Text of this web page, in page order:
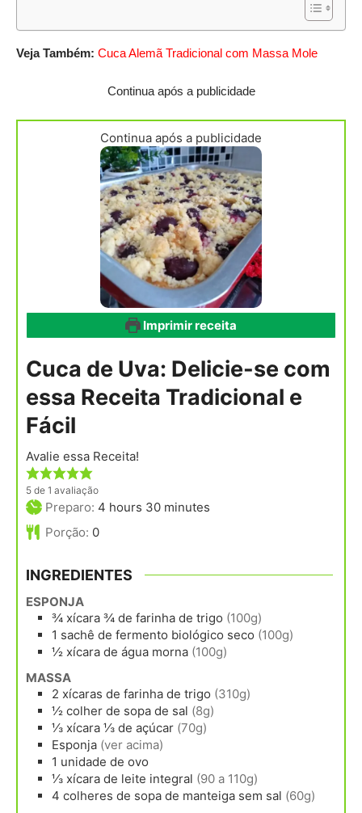
Veja Também: Cuca Alemã Tradicional com Massa Mole
Continua após a publicidade
Continua após a publicidade
Imprimir receita
Cuca de Uva: Delicie-se com
essa Receita Tradicional e
Fácil
Avalie essa Receita!
5 de 1 avaliação
Preparo: 4hours
hours 30minutes
minutes
Porção: 0
INGREDIENTES
ESPONJA
¾ xícara ¾ de farinha de trigo (100g)
1 sachê de fermento biológico seco (100g)
½ xícara de água morna (100g)
MASSA
2 xícaras de farinha de trigo (310g)
½ colher de sopa de sal (8g)
⅓ xícara ⅓ de açúcar (70g)
Esponja (ver acima)
1 unidade de ovo
⅓ xícara de leite integral (90 a 110g)
4 colheres de sopa de manteiga sem sal (60g)